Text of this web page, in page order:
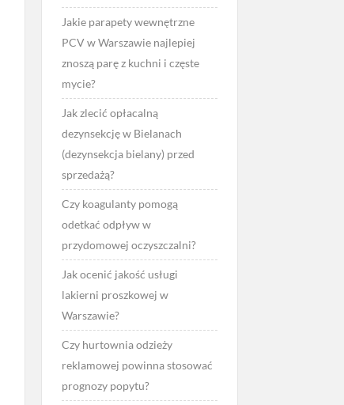
Jakie parapety wewnętrzne
PCV w Warszawie najlepiej
znoszą parę z kuchni i częste
mycie?
Jak zlecić opłacalną
dezynsekcję w Bielanach
(dezynsekcja bielany) przed
sprzedażą?
Czy koagulanty pomogą
odetkać odpływ w
przydomowej oczyszczalni?
Jak ocenić jakość usługi
lakierni proszkowej w
Warszawie?
Czy hurtownia odzieży
reklamowej powinna stosować
prognozy popytu?